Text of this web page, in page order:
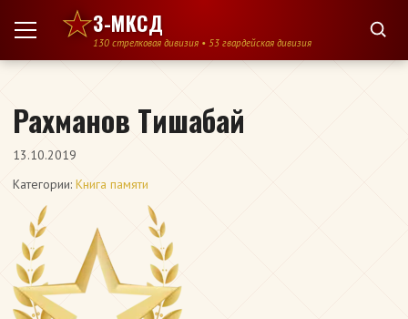
Перейти к содержимому
3-МКСД
130 стрелковая дивизия • 53 гвардейская дивизия
Рахманов Тишабай
13.10.2019
Категории: Книга памяти